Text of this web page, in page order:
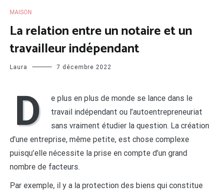
MAISON
La relation entre un notaire et un
travailleur indépendant
Laura 7 décembre 2022
D
e plus en plus de monde se lance dans le
travail indépendant ou l’autoentrepreneuriat
sans vraiment étudier la question. La création
d’une entreprise, même petite, est chose complexe
puisqu’elle nécessite la prise en compte d’un grand
nombre de facteurs.
Par exemple, il y a la protection des biens qui constitue